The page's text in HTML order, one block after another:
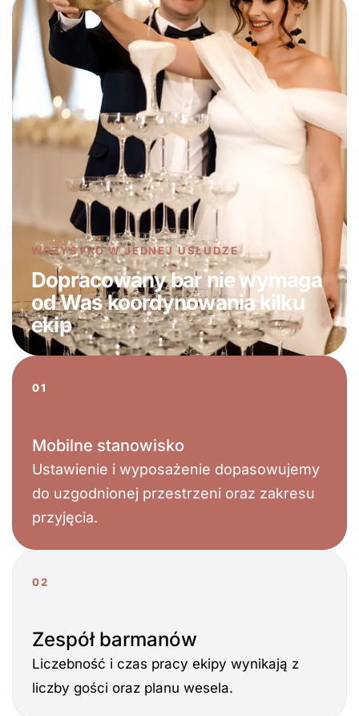
WSZYSTKO W JEDNEJ USŁUDZE
Dopracowany bar nie wymaga
od Was koordynowania kilku
ekip
01
Mobilne stanowisko
Ustawienie i wyposażenie dopasowujemy
do uzgodnionej przestrzeni oraz zakresu
przyjęcia.
02
Zespół barmanów
Liczebność i czas pracy ekipy wynikają z
liczby gości oraz planu wesela.